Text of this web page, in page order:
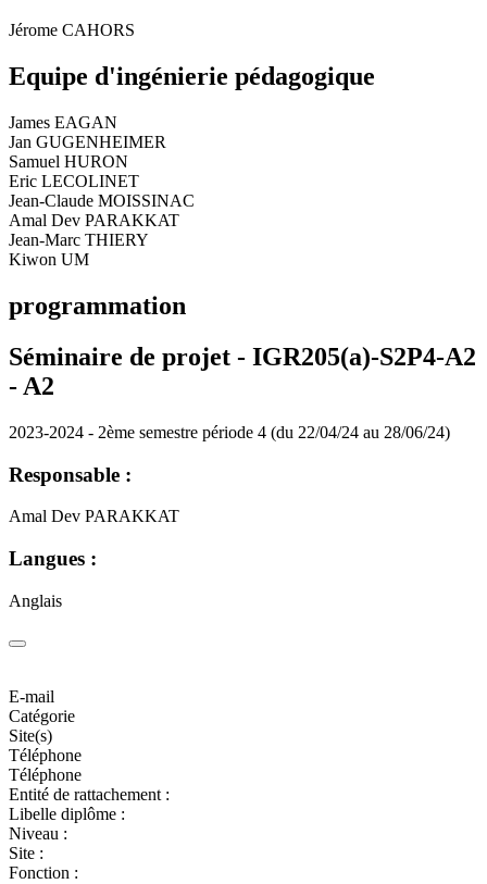
Jérome CAHORS
Equipe d'ingénierie pédagogique
James EAGAN
Jan GUGENHEIMER
Samuel HURON
Eric LECOLINET
Jean-Claude MOISSINAC
Amal Dev PARAKKAT
Jean-Marc THIERY
Kiwon UM
programmation
Séminaire de projet - IGR205(a)-S2P4-A2
- A2
2023-2024 - 2ème semestre période 4 (du 22/04/24 au 28/06/24)
Responsable :
Amal Dev PARAKKAT
Langues :
Anglais
E-mail
Catégorie
Site(s)
Téléphone
Téléphone
Entité de rattachement :
Libelle diplôme :
Niveau :
Site :
Fonction :